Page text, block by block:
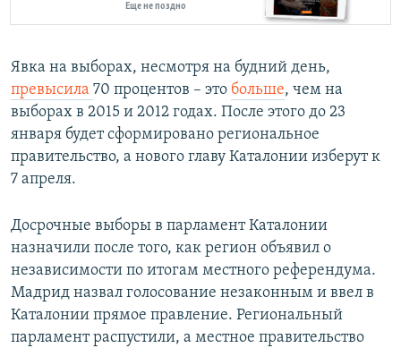
Еще не поздно
Явка на выборах, несмотря на будний день,
превысила 70 процентов – это больше, чем на
выборах в 2015 и 2012 годах. После этого до 23
января будет сформировано региональное
правительство, а нового главу Каталонии изберут к
7 апреля.
Досрочные выборы в парламент Каталонии
назначили после того, как регион объявил о
независимости по итогам местного референдума.
Мадрид назвал голосование незаконным и ввел в
Каталонии прямое правление. Региональный
парламент распустили, а местное правительство